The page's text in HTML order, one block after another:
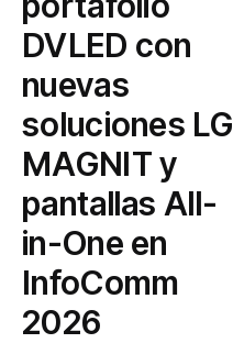
DVLED con
nuevas
soluciones LG
MAGNIT y
pantallas All-
in-One en
InfoComm
2026